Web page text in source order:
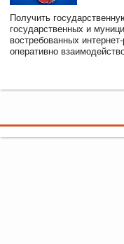
Получить
государственных и
востребованных
оперативно